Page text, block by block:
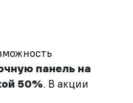
панель на
50%. В акции